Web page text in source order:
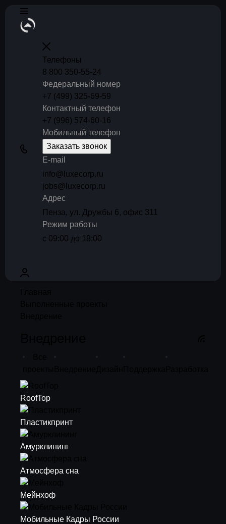
Телефоны
8 800 350-55-24
Федеральный номер
+7 (499) 325-69-59
Контактный телефон
+7 (996) 574-60-16
Мобильный телефон
Заказать звонок
E-mail
info@luxecorp.ru
jobs@luxecorp.ru
Адрес
Пенза, ул. Дружбы 6, офис 311
Режим работы
с 09:00 до 18:00
RoofTop
Пластикпринт
Амурклининг
Атмосфера сна
Мейнхоф
Мобильные Кадры России